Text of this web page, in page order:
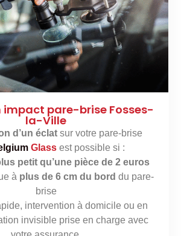
impact pare-brise Fosses-
la-Ville
d’un éclatsur votre pare-brise
Glass est possible si :
petit qu’une pièce de 2 euros
à plus de 6 cm du bord du pare-
brise
intervention à domicile ou en
invisible prise en charge avec